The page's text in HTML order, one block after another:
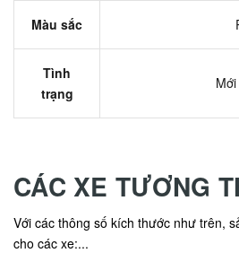
Màu sắc
Tình
trạng
CÁC XE TƯƠNG
Với các thông số kích thước như trên,
cho các xe:...